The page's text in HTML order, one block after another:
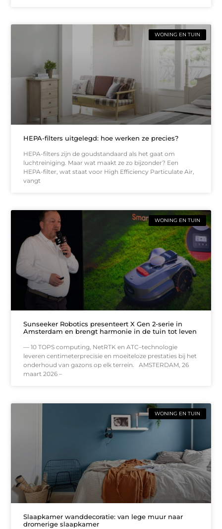
WONING EN TUIN
HEPA-filters uitgelegd: hoe werken ze precies?
HEPA-filters zijn de goudstandaard als het gaat om
luchtreiniging. Maar wat maakt ze zo bijzonder? Een
HEPA-filter, wat staat voor High Efficiency Particulate Air,
vangt
WONING EN TUIN
Sunseeker Robotics presenteert X Gen 2-serie in
Amsterdam en brengt harmonie in de tuin tot leven
— 10 TOPS computing, NetRTK en ATC–technologie
leveren centimeterprecisie en moeiteloze prestaties bij het
onderhoud van gazons op elk terrein. AMSTERDAM, 26
maart 2026 –
WONING EN TUIN
Slaapkamer wanddecoratie: van lege muur naar
dromerige slaapkamer